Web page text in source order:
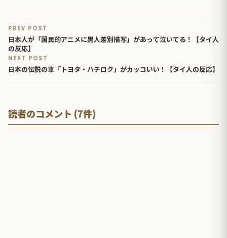
PREV POST
日本人が「国民的アニメに黒人差別描写」があって泣いてる！【タイ人
の反応】
NEXT POST
日本の伝説の車「トヨタ・ハチロク」がカッコいい！【タイ人の反応】
読者のコメント (7件)